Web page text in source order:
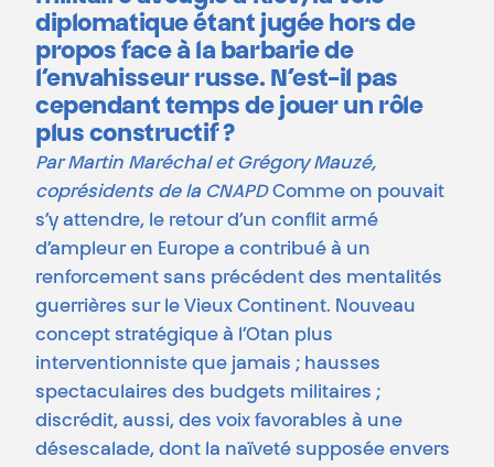
diplomatique étant jugée hors de
propos face à la barbarie de
l’envahisseur russe. N’est-il pas
cependant temps de jouer un rôle
plus constructif ?
Par Martin Maréchal et Grégory Mauzé,
coprésidents de la CNAPDComme on pouvait
s’y attendre, le retour d’un conflit armé
d’ampleur en Europe a contribué à un
renforcement sans précédent des mentalités
guerrières sur le Vieux Continent. Nouveau
concept stratégique à l’Otan plus
interventionniste que jamais ; hausses
spectaculaires des budgets militaires ;
discrédit, aussi, des voix favorables à une
désescalade, dont la naïveté supposée envers